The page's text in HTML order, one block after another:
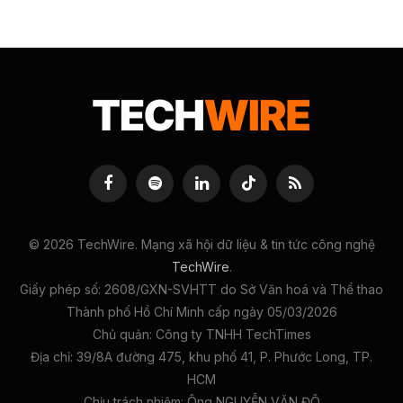
FacebookSpotify LinkedInTikTok RSS
© 2026 TechWire. Mạng xã hội dữ liệu & tin tức công nghệ
TechWire.
Giấy phép số: 2608/GXN-SVHTT do Sở Văn hoá và Thể thao
Thành phố Hồ Chí Minh cấp ngày 05/03/2026
Chủ quản: Công ty TNHH TechTimes
Địa chỉ: 39/8A đường 475, khu phố 41, P. Phước Long, TP.
HCM